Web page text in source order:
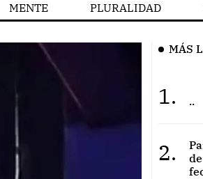
MENTE PLURALIDAD
MÁS
1. ..
2.